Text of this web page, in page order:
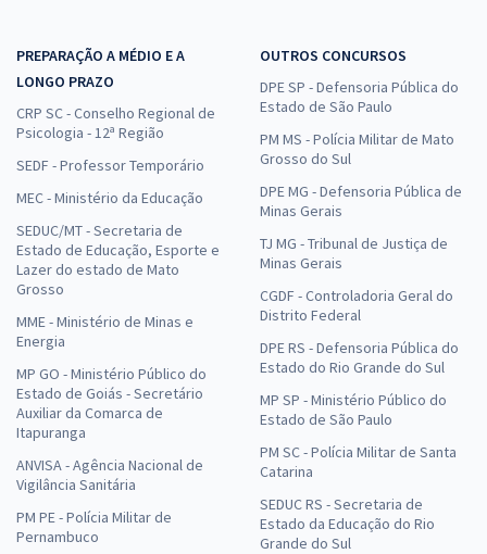
PREPARAÇÃO A MÉDIO E A
LONGO PRAZO
CRP SC - Conselho Regional de
Psicologia - 12ª Região
SEDF - Professor Temporário
MEC - Ministério da Educação
SEDUC/MT - Secretaria de
Estado de Educação, Esporte e
Lazer do estado de Mato
Grosso
MME - Ministério de Minas e
Energia
MP GO - Ministério Público do
Estado de Goiás - Secretário
Auxiliar da Comarca de
Itapuranga
ANVISA - Agência Nacional de
Vigilância Sanitária
PM PE - Polícia Militar de
Pernambuco
OUTROS CONCURSOS
DPE SP - Defensoria Pública do
Estado de São Paulo
PM MS - Polícia Militar de Mato
Grosso do Sul
DPE MG - Defensoria Pública de
Minas Gerais
TJ MG - Tribunal de Justiça de
Minas Gerais
CGDF - Controladoria Geral do
Distrito Federal
DPE RS - Defensoria Pública do
Estado do Rio Grande do Sul
MP SP - Ministério Público do
Estado de São Paulo
PM SC - Polícia Militar de Santa
Catarina
SEDUC RS - Secretaria de
Estado da Educação do Rio
Grande do Sul